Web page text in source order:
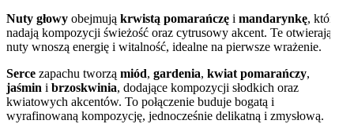
Nuty głowy obejmują krwistą pomarańczę i mandarynkę, które
nadają kompozycji świeżość oraz cytrusowy akcent. Te otwierające
nuty wnoszą energię i witalność, idealne na pierwsze wrażenie.
Serce zapachu tworzą miód, gardenia, kwiat pomarańczy,
jaśmin i brzoskwinia, dodające kompozycji słodkich oraz
kwiatowych akcentów. To połączenie buduje bogatą i
wyrafinowaną kompozycję, jednocześnie delikatną i zmysłową.